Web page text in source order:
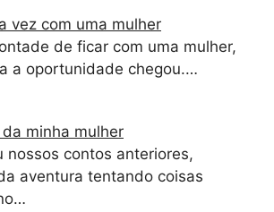
vez com uma mulher
de ficar com uma mulher,
a oportunidade chegou.…
minha mulher
nossos contos anteriores,
aventura tentando coisas